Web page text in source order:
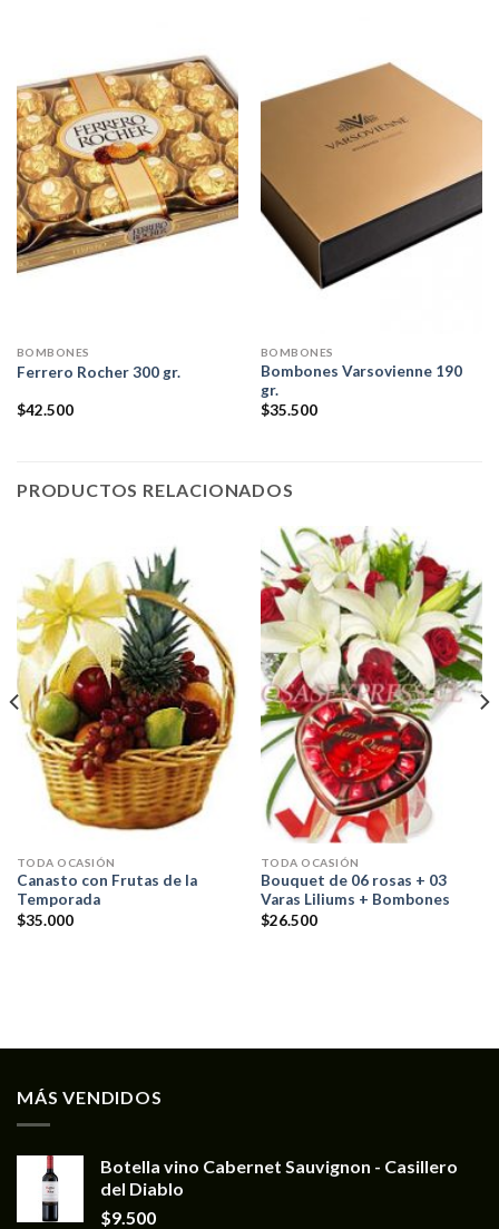
BOMBONES
Ferrero Rocher 300 gr.
$42.500
BOMBONES
Bombones Varsovienne 190
gr.
$35.500
PRODUCTOS RELACIONADOS
TODA OCASIÓN
Canasto con Frutas de la
Temporada
$35.000
TODA OCASIÓN
Bouquet de 06 rosas + 03
Varas Liliums + Bombones
$26.500
MÁS VENDIDOS
Botella vino Cabernet Sauvignon - Casillero
del Diablo
$9.500